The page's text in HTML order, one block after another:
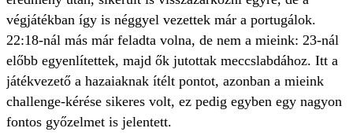
végjátékban így is néggyel vezettek már a portugálok.
22:18-nál más már feladta volna, de nem a mieink: 23-nál
előbb egyenlítettek, majd ők jutottak meccslabdához. Itt a
játékvezető a hazaiaknak ítélt pontot, azonban a mieink
challenge-kérése sikeres volt, ez pedig egyben egy nagyon
fontos győzelmet is jelentett.